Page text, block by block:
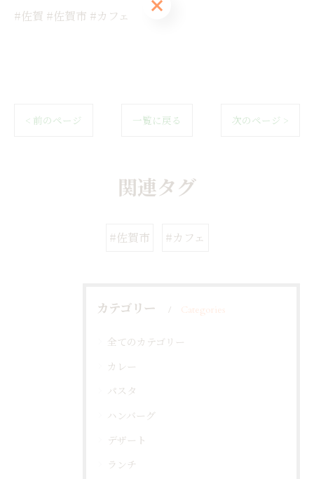
#佐賀 #佐賀市 #カフェ
< 前のページ 一覧に戻る 次のページ >
関連タグ
#佐賀市 #カフェ
カテゴリー Categories
全てのカテゴリー
カレー
パスタ
ハンバーグ
デザート
ランチ